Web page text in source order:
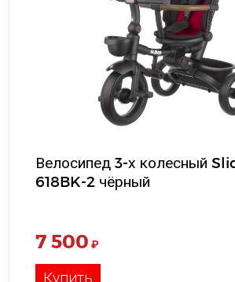
Велосипед 3-х колесный
618BK-2 чёрный
7 500 ₽
Купить